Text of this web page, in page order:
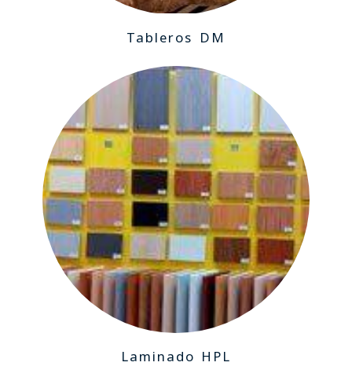
Tableros DM
Laminado HPL